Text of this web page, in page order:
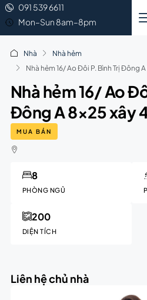
091 539 6611
Mon–Sun 8am–8pm
Nhà
Nhà hẻm
Nhà hẻm 16/ Ao Đôi P. Bình Trị Đông
Nhà hẻm 16/ Ao
Đông A 8×25 xây
MUA BÁN
PHÒNG NGỦ
8
DIỆN TÍCH
200
Liên hệ chủ nhà